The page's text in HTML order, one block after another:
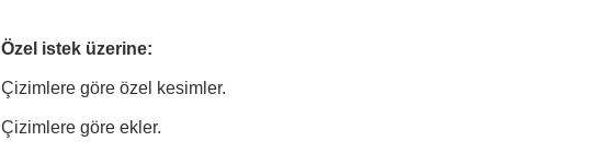
Özel istek üzerine:
Çizimlere göre özel kesimler.
Çizimlere göre ekler.